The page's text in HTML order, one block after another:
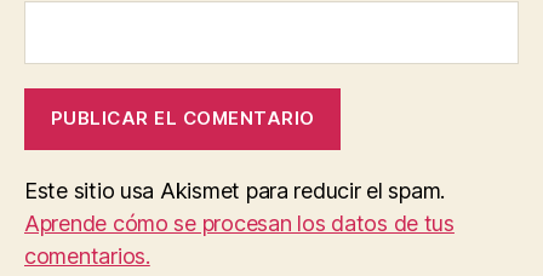
Este sitio usa Akismet para reducir el spam.
Aprende cómo se procesan los datos de tus
comentarios.